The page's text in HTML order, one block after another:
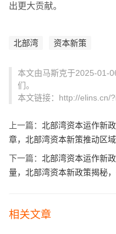
出更大贡献。
北部湾 资本新策
本文由马斯克于2025-01-
们。
本文链接：http://elins.cn/
上一篇： 北部湾资本运作新
章，北部湾资本新策推动区
下一篇： 北部湾资本运作新
量，北部湾资本新政策揭秘
相关文章